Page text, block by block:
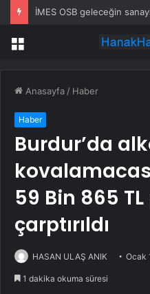
Menü
Anasayfa / Haber
Haber
Burdur’da
59 Bin 865
çarptırıldı
HASAN ULAŞ ANIK Ocak
1 dakika okuma süresi